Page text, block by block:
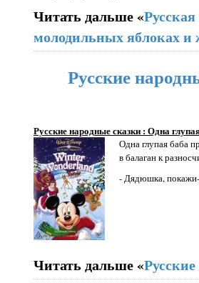
Читать дальше «
молодильных яблоках
Русские
Русские народные сказки : Одна
Одна глупая баба
в балаган к
- Дядюшка,
Читать дальше «